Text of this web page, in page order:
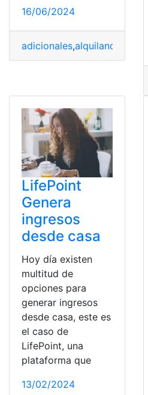
16/06/2024
adicionales,alquilando
LifePoint
Genera
ingresos
desde casa
Hoy día existen
multitud de
opciones para
generar ingresos
desde casa, este es
el caso de
LifePoint, una
plataforma que
13/02/2024